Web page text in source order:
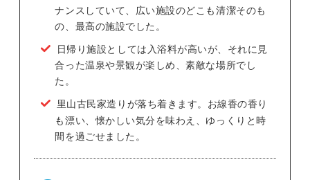
ナンスしていて、広い施設のどこも清潔そのも
の、最高の施設でした。
日帰り施設としては入浴料が高いが、それに見
合った温泉や景観が楽しめ、素敵な場所でし
た。
里山古民家造りが落ち着きます。お線香の香り
も漂い、懐かしい気分を味わえ、ゆっくりと時
間を過ごせました。